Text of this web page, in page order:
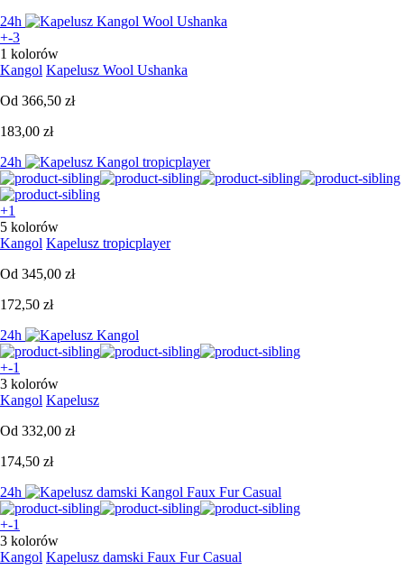
24h
+-3
1 kolorów
Kangol Kapelusz Wool Ushanka
Od 366,50 zł
183,00 zł
24h
+1
5 kolorów
Kangol Kapelusz tropicplayer
Od 345,00 zł
172,50 zł
24h
+-1
3 kolorów
Kangol Kapelusz
Od 332,00 zł
174,50 zł
24h
+-1
3 kolorów
Kangol Kapelusz damski Faux Fur Casual